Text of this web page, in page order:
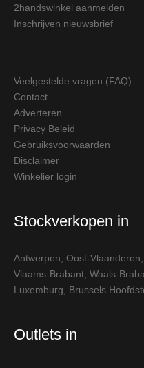
2handswinkel aanmelden
Inschrijven nieuwsbrief
Veelgestelde vragen (FAQ)
Contact
Adverteren
Privacy Beleid
Gebruiksvoorwaarden
Disclaimer
Winkelier login
Stockverkopen in
Antwerpen Oost-Vlaanderen
Vlaams-Brabant Waals-
Luxemburg
Brussels
Outlets in